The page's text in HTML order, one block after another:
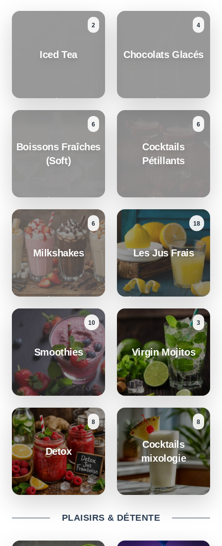
Iced Tea
2
Chocolats Glacés
4
Boissons Fraîches
(Soft)
6
Cocktails
Pétillants
6
Milkshakes
6
Les Jus Frais
18
Smoothies
10
Virgin Mojitos
3
Detox
8
Cocktails
mixologie
8
PLAISIRS & DÉTENTE